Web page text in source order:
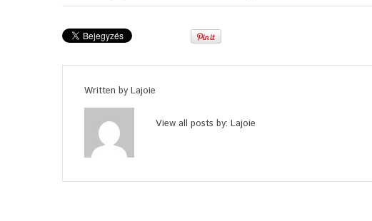
Written by Lajoie
View all posts by: Lajoie